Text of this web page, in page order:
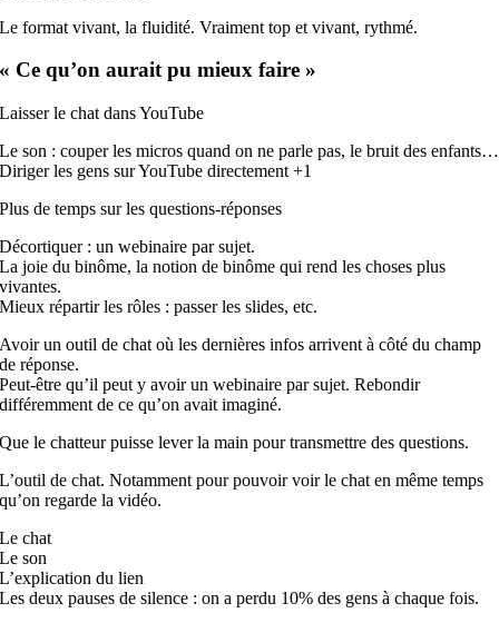
Le format vivant, la fluidité. Vraiment topet vivant, rythmé.
« Ce qu’on aurait pu mieux faire »
Laisser le chat dans YouTube
Le son : couper les micros quand on ne parle pas, le bruit des enfants…
Diriger les gens sur YouTube directement +1
Plus de temps sur les questions-réponses
Décortiquer : un webinaire par sujet.
La joie du binôme, la notion de binôme qui rend les choses plus
vivantes.
Mieux répartir les rôles : passer les slides, etc.
Avoir un outil de chat où les dernières infos arrivent à côté du champ
de réponse.
Peut-être qu’il peut y avoir un webinaire par sujet. Rebondir
différemment de ce qu’on avait imaginé.
Que le chatteur puisse lever la main pour transmettre des questions.
L’outil de chat. Notamment pour pouvoir voir le chat en même temps
qu’on regarde la vidéo.
Le chat
Le son
L’explication du lien
Les deux pauses de silence : on a perdu 10% des gens à chaque fois.